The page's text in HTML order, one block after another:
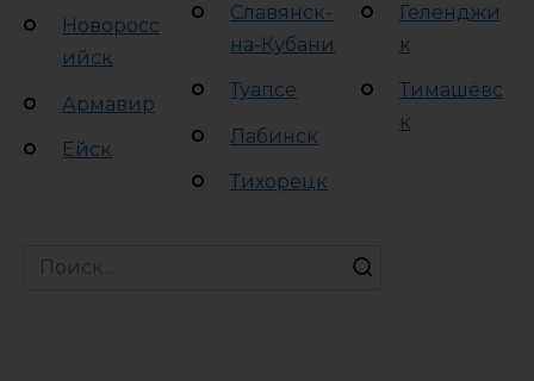
Новоросс
ийск
Армавир
Ейск
Славянск-
на-Кубани
Туапсе
Лабинск
Тихорецк
Геленджи
к
Тимашёвс
к
Search